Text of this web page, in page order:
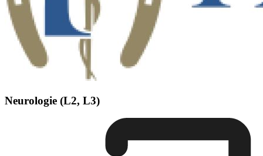
Neurologie (L2, L3)